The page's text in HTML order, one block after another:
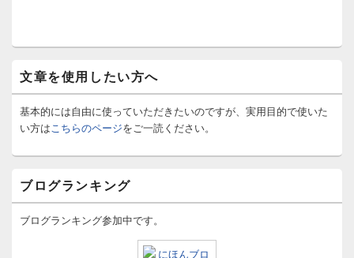
文章を使用したい方へ
基本的には自由に使っていただきたいのですが、実用目的で使いた
い方はこちらのページをご一読ください。
ブログランキング
ブログランキング参加中です。